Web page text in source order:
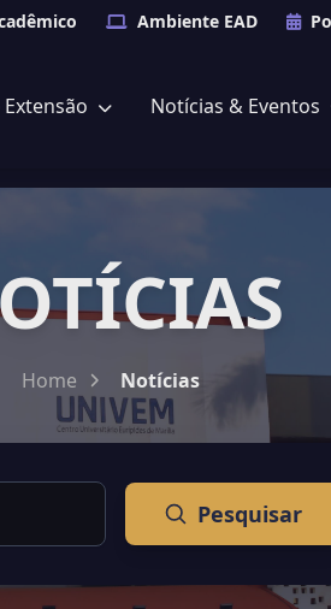
Ambiente EAD
Notícias & Eventos
Home Notícias
Pesquisar